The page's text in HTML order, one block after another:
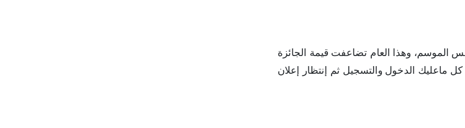
الموسم، وهذا العام تضاعفت قيمة الجائزة
250 ألف دولار أصبحت 500 ألف دولار، كل ماعليك الدخول والتسجيل ثم إنتظار إعلان